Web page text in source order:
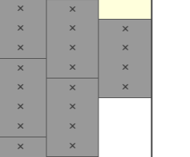
×
×
× ×
×
× ×
×
× ×
×
× ×
×
×
×
×
×
×
×